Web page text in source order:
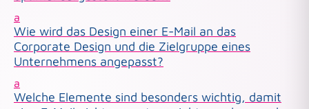
a
Wie wird das Design einer E-Mail an das
Corporate Design und die Zielgruppe eines
Unternehmens angepasst?
a
Welche Elemente sind besonders wichtig, damit